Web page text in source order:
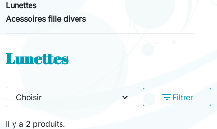
Lunettes
Acessoires fille divers
Lunettes
Il y a 2 produits.
Choisir expand_more filter_list Filtrer